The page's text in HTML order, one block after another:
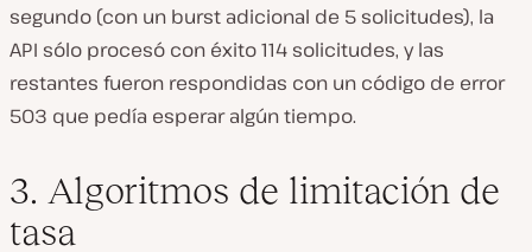
segundo (con un burst adicional de 5 solicitudes), la
API sólo procesó con éxito 114 solicitudes, y las
restantes fueron respondidas con un código de error
503 que pedía esperar algún tiempo.
3. Algoritmos de limitación de
tasa